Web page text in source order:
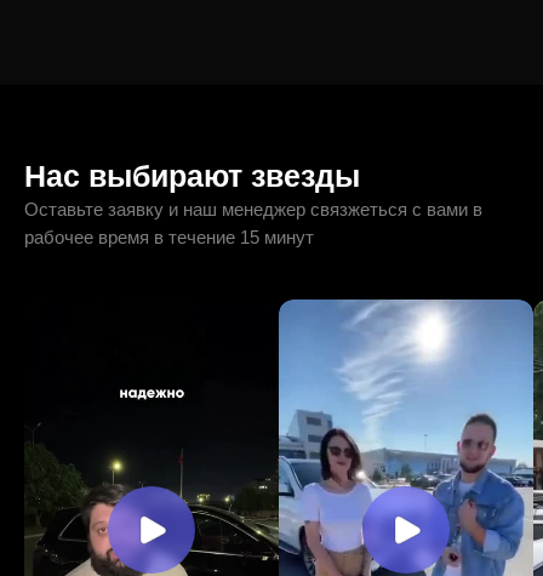
Нас выбирают звезды
Оставьте заявку и наш менеджер связжеться с вами в
рабочее время в течение 15 минут